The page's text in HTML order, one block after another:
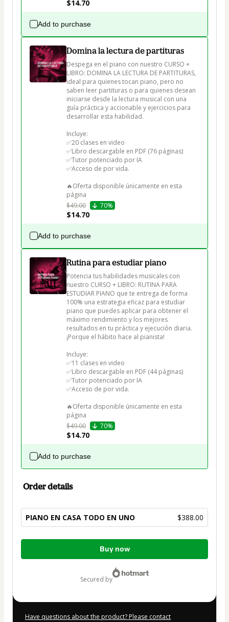
$14.70
Add to purchase
Domina la lectura de partituras
Despega en el piano con nuestro CURSO +
LIBRO: DOMINA LA LECTURA DE PARTITURAS,
ideal para quienes tocan piano, pero no
saben leer partituras o para quienes desean
iniciarse desde la lectura musical con una
guía práctica y accionable y ejercicios para
desarrollar esta habilidad.
Incluye:
✅20 clases en video
✅Libro descargable en PDF (76 páginas)
✅Tutor potenciado por IA
✅Acceso de por vida.
🔥Oferta disponible únicamente en esta
$49.00
70%
$14.70
Add to purchase
Rutina para estudiar piano
Potencia tus habilidades musicales con
nuestro CURSO + LIBRO: RUTINA PARA
ESTUDIAR PIANO que te entrega de forma
100% una estrategia eficaz para estudiar
piano que puedes aplicar para obtener el
máximo rendimiento y los mejores
resultados en tu práctica y ejecución diaria.
¡Porque el hábito hace al pianista!
Incluye:
✅11 clases en video
✅Libro descargable en PDF (44 páginas)
✅Tutor potenciado por IA
✅Acceso de por vida.
🔥Oferta disponible únicamente en esta
$49.00
70%
$14.70
Add to purchase
Order details
PIANO EN CASA TODO EN UNO $388.00
Total
Buy now
secured by
Have questions about the product? Please contact